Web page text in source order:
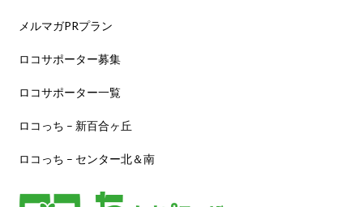
メルマガPRプラン
ロコサポーター募集
ロコサポーター一覧
ロコっち – 新百合ヶ丘
ロコっち – センター北＆南